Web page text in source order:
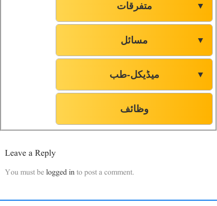
متفرقات ▼
مسائل ▼
میڈیکل-طب ▼
وظائف
Leave a Reply
You must belogged into post a comment.